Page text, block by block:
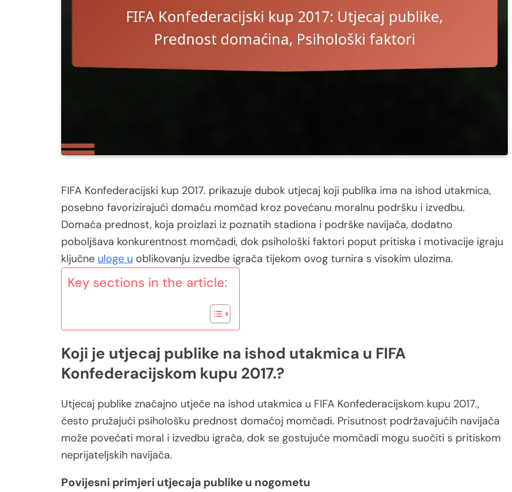
FIFA Konfederacijski kup 2017. prikazuje dubok utjecaj koji publika ima na ishod utakmica,
posebno favorizirajući domaću momčad kroz povećanu moralnu podršku i izvedbu.
Domaća prednost, koja proizlazi iz poznatih stadiona i podrške navijača, dodatno
poboljšava konkurentnost momčadi, dok psihološki faktori poput pritiska i motivacije igraju
ključne uloge u oblikovanju izvedbe igrača tijekom ovog turnira s visokim ulozima.
Key sections in the article:
Koji je utjecaj publike na ishod utakmica u FIFA
Konfederacijskom kupu 2017.?
Utjecaj publike značajno utječe na ishod utakmica u FIFA Konfederacijskom kupu 2017.,
često pružajući psihološku prednost domaćoj momčadi. Prisutnost podržavajućih navijača
može povećati moral i izvedbu igrača, dok se gostujuće momčadi mogu suočiti s pritiskom
neprijateljskih navijača.
Povijesni primjeri utjecaja publike u nogometu